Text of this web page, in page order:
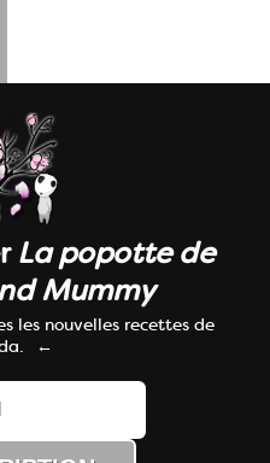
La popotte de
Mummy
les nouvelles recettes de